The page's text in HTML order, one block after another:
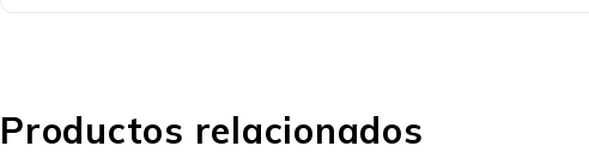
Tipo de embalaje
Productos relacionados